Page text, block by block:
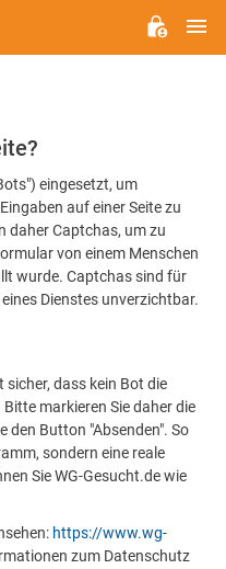
eingesetzt, um
auf einer Seite zu
daher Captchas, um zu
von einem Menschen
wurde. Captchas sind für
Dienstes unverzichtbar.
sicher, dass kein Bot die
markieren Sie daher die
den Button "Absenden". So
sondern eine reale
Sie WG-Gesucht.de wie
https://www.wg-
zum Datenschutz